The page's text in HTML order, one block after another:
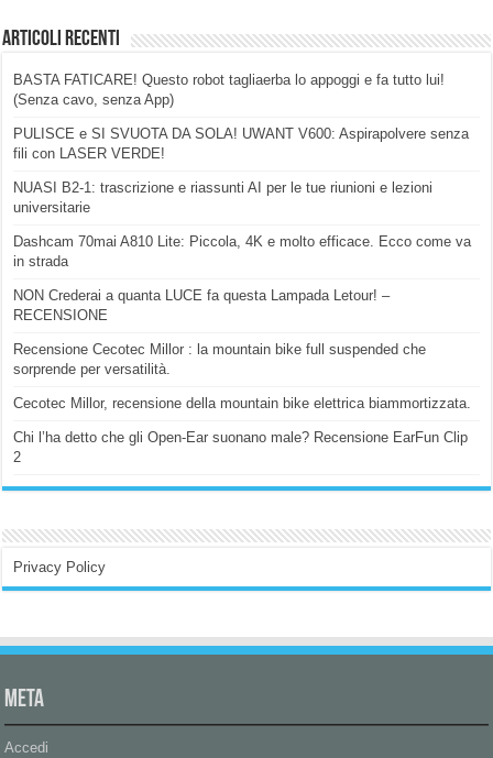
Articoli Recenti
BASTA FATICARE! Questo robot tagliaerba lo appoggi e fa tutto lui!
(Senza cavo, senza App)
PULISCE e SI SVUOTA DA SOLA! UWANT V600: Aspirapolvere senza
fili con LASER VERDE!
NUASI B2-1: trascrizione e riassunti AI per le tue riunioni e lezioni
universitarie
Dashcam 70mai A810 Lite: Piccola, 4K e molto efficace. Ecco come va
in strada
NON Crederai a quanta LUCE fa questa Lampada Letour! –
RECENSIONE
Recensione Cecotec Millor : la mountain bike full suspended che
sorprende per versatilità.
Cecotec Millor, recensione della mountain bike elettrica biammortizzata.
Chi l’ha detto che gli Open-Ear suonano male? Recensione EarFun Clip
2
Privacy Policy
Meta
Accedi